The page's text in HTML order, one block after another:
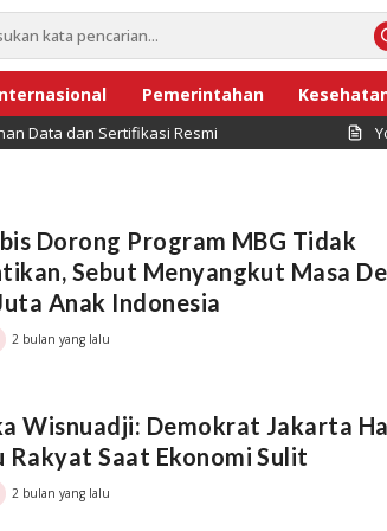
Pemerintahan
Sertifikasi Resmi Yonyou
Dorong Program MBG Tidak
Sebut Menyangkut Masa
Anak Indonesia
2 bulan yang lalu
Wisnuadji: Demokrat Jakarta
Rakyat Saat Ekonomi Sulit
2 bulan yang lalu